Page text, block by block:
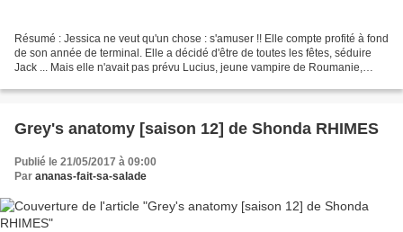
Résumé : Jessica ne veut qu'un chose : s'amuser !! Elle compte profité à fond
de son année de terminal. Elle a décidé d'être de toutes les fêtes, séduire
Jack ... Mais elle n'avait pas prévu Lucius, jeune vampire de Roumanie,
Grey's anatomy [saison 12] de Shonda RHIMES
Publié le 21/05/2017 à 09:00
Par ananas-fait-sa-salade